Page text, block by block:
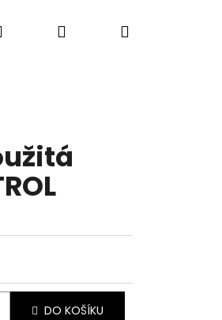
Hledat PřihlášeníNákupní
DO KOŠÍKU